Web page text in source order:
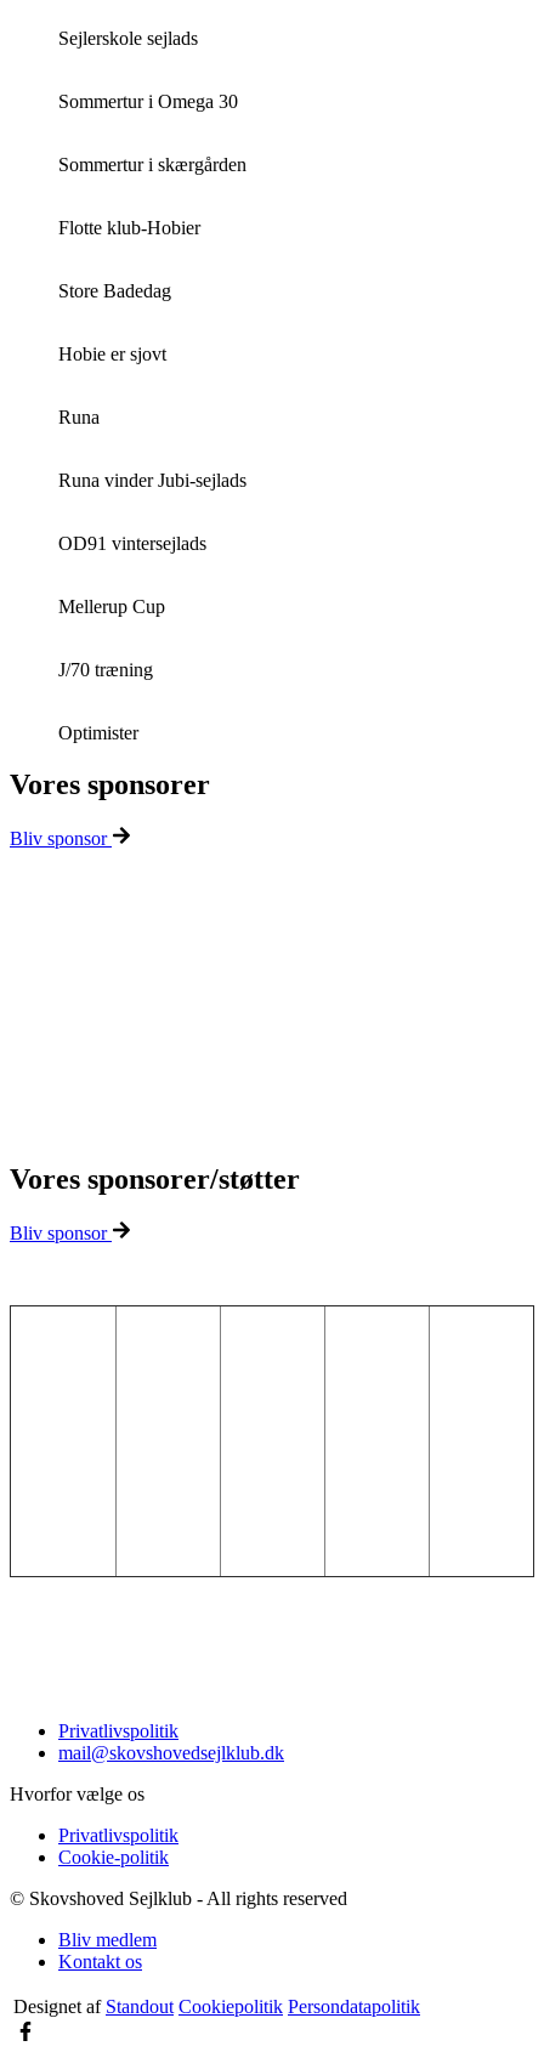
Sejlerskole sejlads
Sommertur i Omega 30
Sommertur i skærgården
Flotte klub-Hobier
Store Badedag
Hobie er sjovt
Runa
Runa vinder Jubi-sejlads
OD91 vintersejlads
Mellerup Cup
J/70 træning
Optimister
Vores sponsorer
Bliv sponsor
Vores sponsorer/støtter
Bliv sponsor
Privatlivspolitik
mail@skovshovedsejlklub.dk
Hvorfor vælge os
Privatlivspolitik
Cookie-politik
© Skovshoved Sejlklub - All rights reserved
Bliv medlem
Kontakt os
Designet af Standout Cookiepolitik Persondatapolitik